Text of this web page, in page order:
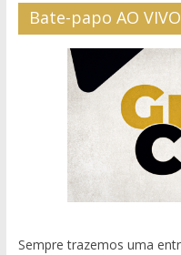
Bate-papo AO VIVO
Sempre trazemos uma